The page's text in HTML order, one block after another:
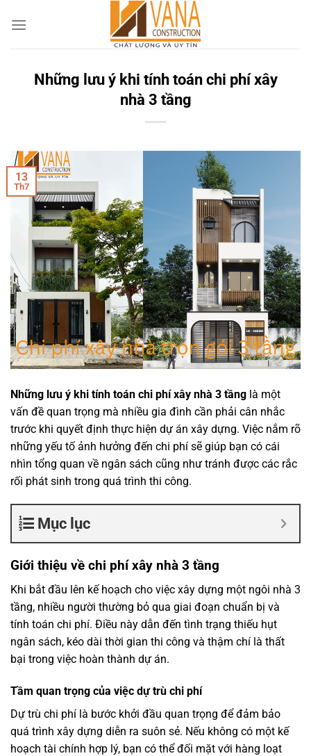
Những lưu ý khi tính toán chi phí xây
nhà 3 tầng
13
Th7
Những lưu ý khi tính toán chi phí xây nhà 3 tầng là một
vấn đề quan trọng mà nhiều gia đình cần phải cân nhắc
trước khi quyết định thực hiện dự án xây dựng. Việc nắm rõ
những yếu tố ảnh hưởng đến chi phí sẽ giúp bạn có cái
nhìn tổng quan về ngân sách cũng như tránh được các rắc
rối phát sinh trong quá trình thi công.
Mục lục
Giới thiệu về chi phí xây nhà 3 tầng
Khi bắt đầu lên kế hoạch cho việc xây dựng một ngôi nhà 3
tầng, nhiều người thường bỏ qua giai đoạn chuẩn bị và
tính toán chi phí. Điều này dẫn đến tình trạng thiếu hụt
ngân sách, kéo dài thời gian thi công và thậm chí là thất
bại trong việc hoàn thành dự án.
Tầm quan trọng của việc dự trù chi phí
Dự trù chi phí là bước khởi đầu quan trọng để đảm bảo
quá trình xây dựng diễn ra suôn sẻ. Nếu không có một kế
hoạch tài chính hợp lý, bạn có thể đối mặt với hàng loạt